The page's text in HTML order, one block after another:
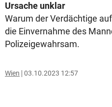
Ursache unklar
Warum der Verdächtige
die Einvernahme des
Polizeigewahrsam.
Wien 03.10.2023 12:57